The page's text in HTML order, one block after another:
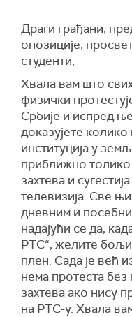
Драги грађани,
опозиције,
студенти,
Хвала вам што
физички
Србије и испред
доказујете
институција у
приближно
захтева и
телевизија. Све
дневним и
надајући се да,
РТС“, желите
плен. Сада је већ
нема протеста
захтева ако нису
на РТС-у. Хвала